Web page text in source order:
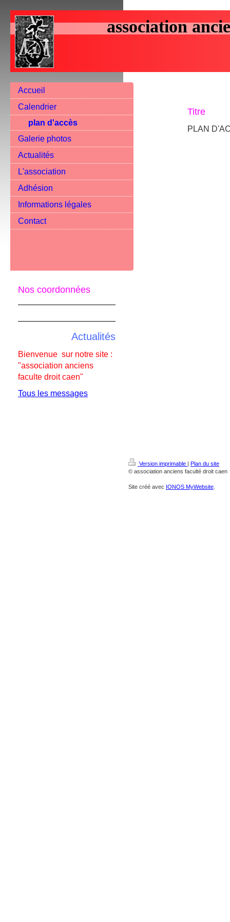
association
Titre
PLAN
Accueil
Calendrier
plan d'accès
Galerie photos
Actualités
L'association
Adhésion
Informations légales
Contact
Nos coordonnées
Actualités
Bienvenue sur notre site :
"association anciens
faculte droit caen"
Tous les messages
Version imprimable | Plan du site
© association anciens faculté droit caen
Site créé avec IONOS MyWebsite